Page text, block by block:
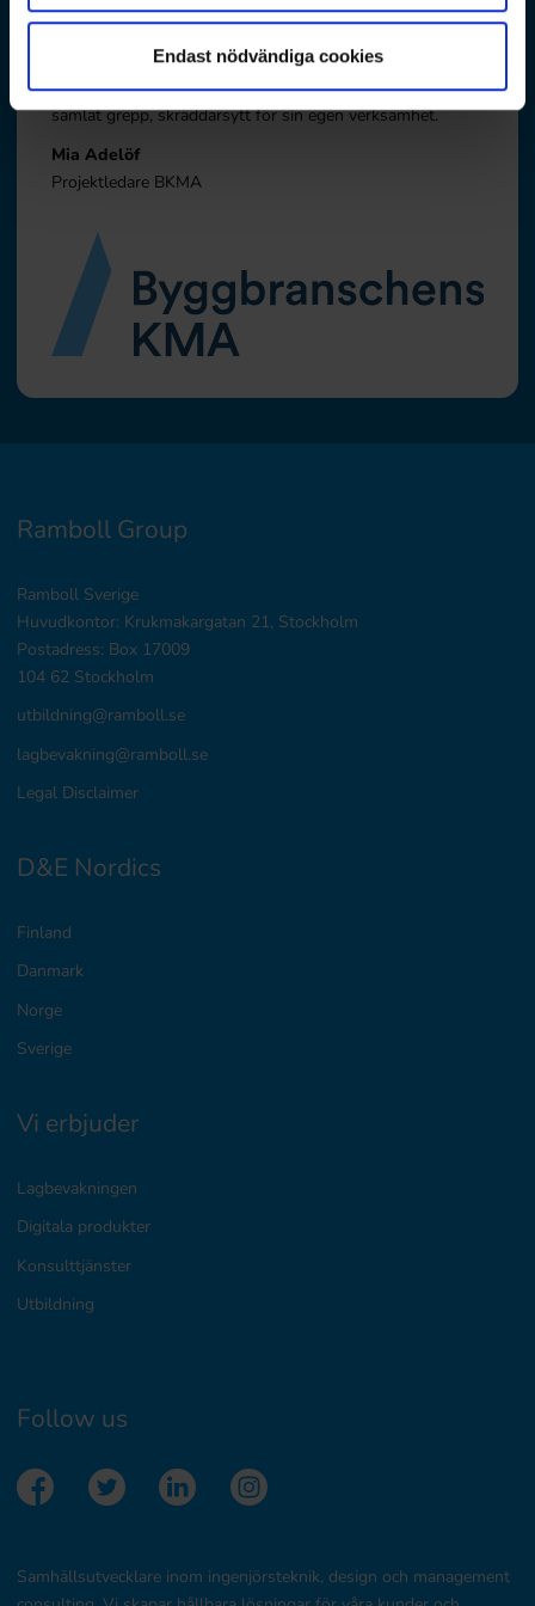
Endast nödvändiga cookies
Skulle ni rekommendera Lagbevakningen till andra?
Ja absolut, just för att kunna ha sin lagbevakning i ett
samlat grepp, skräddarsytt för sin egen verksamhet.
Mia Adelöf
Projektledare BKMA
Ramboll Group
Ramboll Sverige
Huvudkontor: Krukmakargatan 21, Stockholm
Postadress: Box 17009
104 62 Stockholm
utbildning@ramboll.se
lagbevakning@ramboll.se
Legal Disclaimer
D&E Nordics
Finland
Danmark
Norge
Sverige
Vi erbjuder
Lagbevakningen
Digitala produkter
Konsulttjänster
Utbildning
Follow us
Samhällsutvecklare inom ingenjörsteknik, design och management